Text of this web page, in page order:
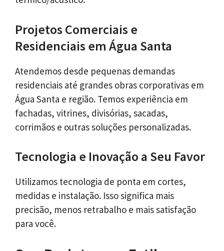
Projetos Comerciais e
Residenciais em Água Santa
Atendemos desde pequenas demandas
residenciais até grandes obras corporativas em
Água Santa e região. Temos experiência em
fachadas, vitrines, divisórias, sacadas,
corrimãos e outras soluções personalizadas.
Tecnologia e Inovação a Seu Favor
Utilizamos tecnologia de ponta em cortes,
medidas e instalação. Isso significa mais
precisão, menos retrabalho e mais satisfação
para você.